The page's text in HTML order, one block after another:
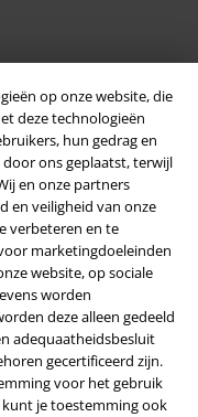
op onze website, die
deze technologieën
hun gedrag en
ons geplaatst, terwijl
en onze partners
en veiligheid van onze
verbeteren en te
marketingdoeleinden
website, op sociale
worden
deze alleen gedeeld
adequaatheidsbesluit
gecertificeerd zijn.
voor het gebruik
kunt je toestemming ook